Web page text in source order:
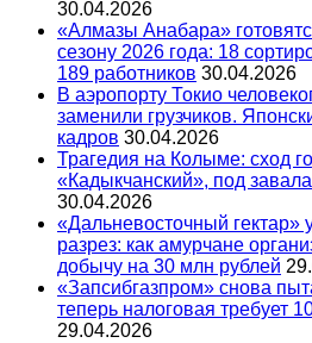
30.04.2026
«Алмазы Анабара»
сезону 2026 года: 18
189 работников 30.04.2026
В аэропорту Токио
заменили грузчиков.
кадров 30.04.2026
Трагедия на Колыме: сход
«Кадыкчанский», под
30.04.2026
«Дальневосточный гектар»
разрез: как амурчане
добычу на 30 млн рублей
«Запсибгазпром» снова
теперь налоговая требует
29.04.2026